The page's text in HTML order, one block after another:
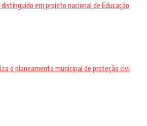
em projeto nacional de Educação
o planeamento municipal de proteção civi